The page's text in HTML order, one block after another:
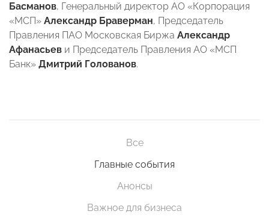
Басманов, Генеральный директор АО «Корпорация
«МСП» Александр Браверман, Председатель
Правления ПАО Московская Биржа Александр
Афанасьев и Председатель Правления АО «МСП
Банк» Дмитрий Голованов.
Все
Главные события
Анонсы
Важное для бизнеса